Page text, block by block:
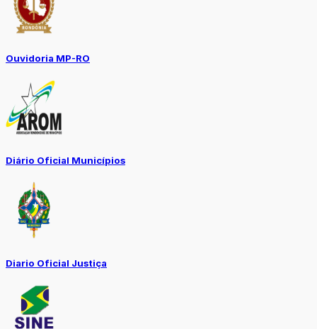
Ouvidoria MP-RO
Diário Oficial Municípios
Diario Oficial Justiça